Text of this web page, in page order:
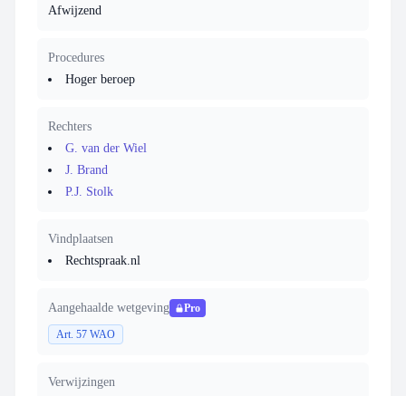
Afwijzend
Procedures
Hoger beroep
Rechters
G. van der Wiel
J. Brand
P.J. Stolk
Vindplaatsen
Rechtspraak.nl
Aangehaalde wetgeving Pro
Art. 57 WAO
Verwijzingen